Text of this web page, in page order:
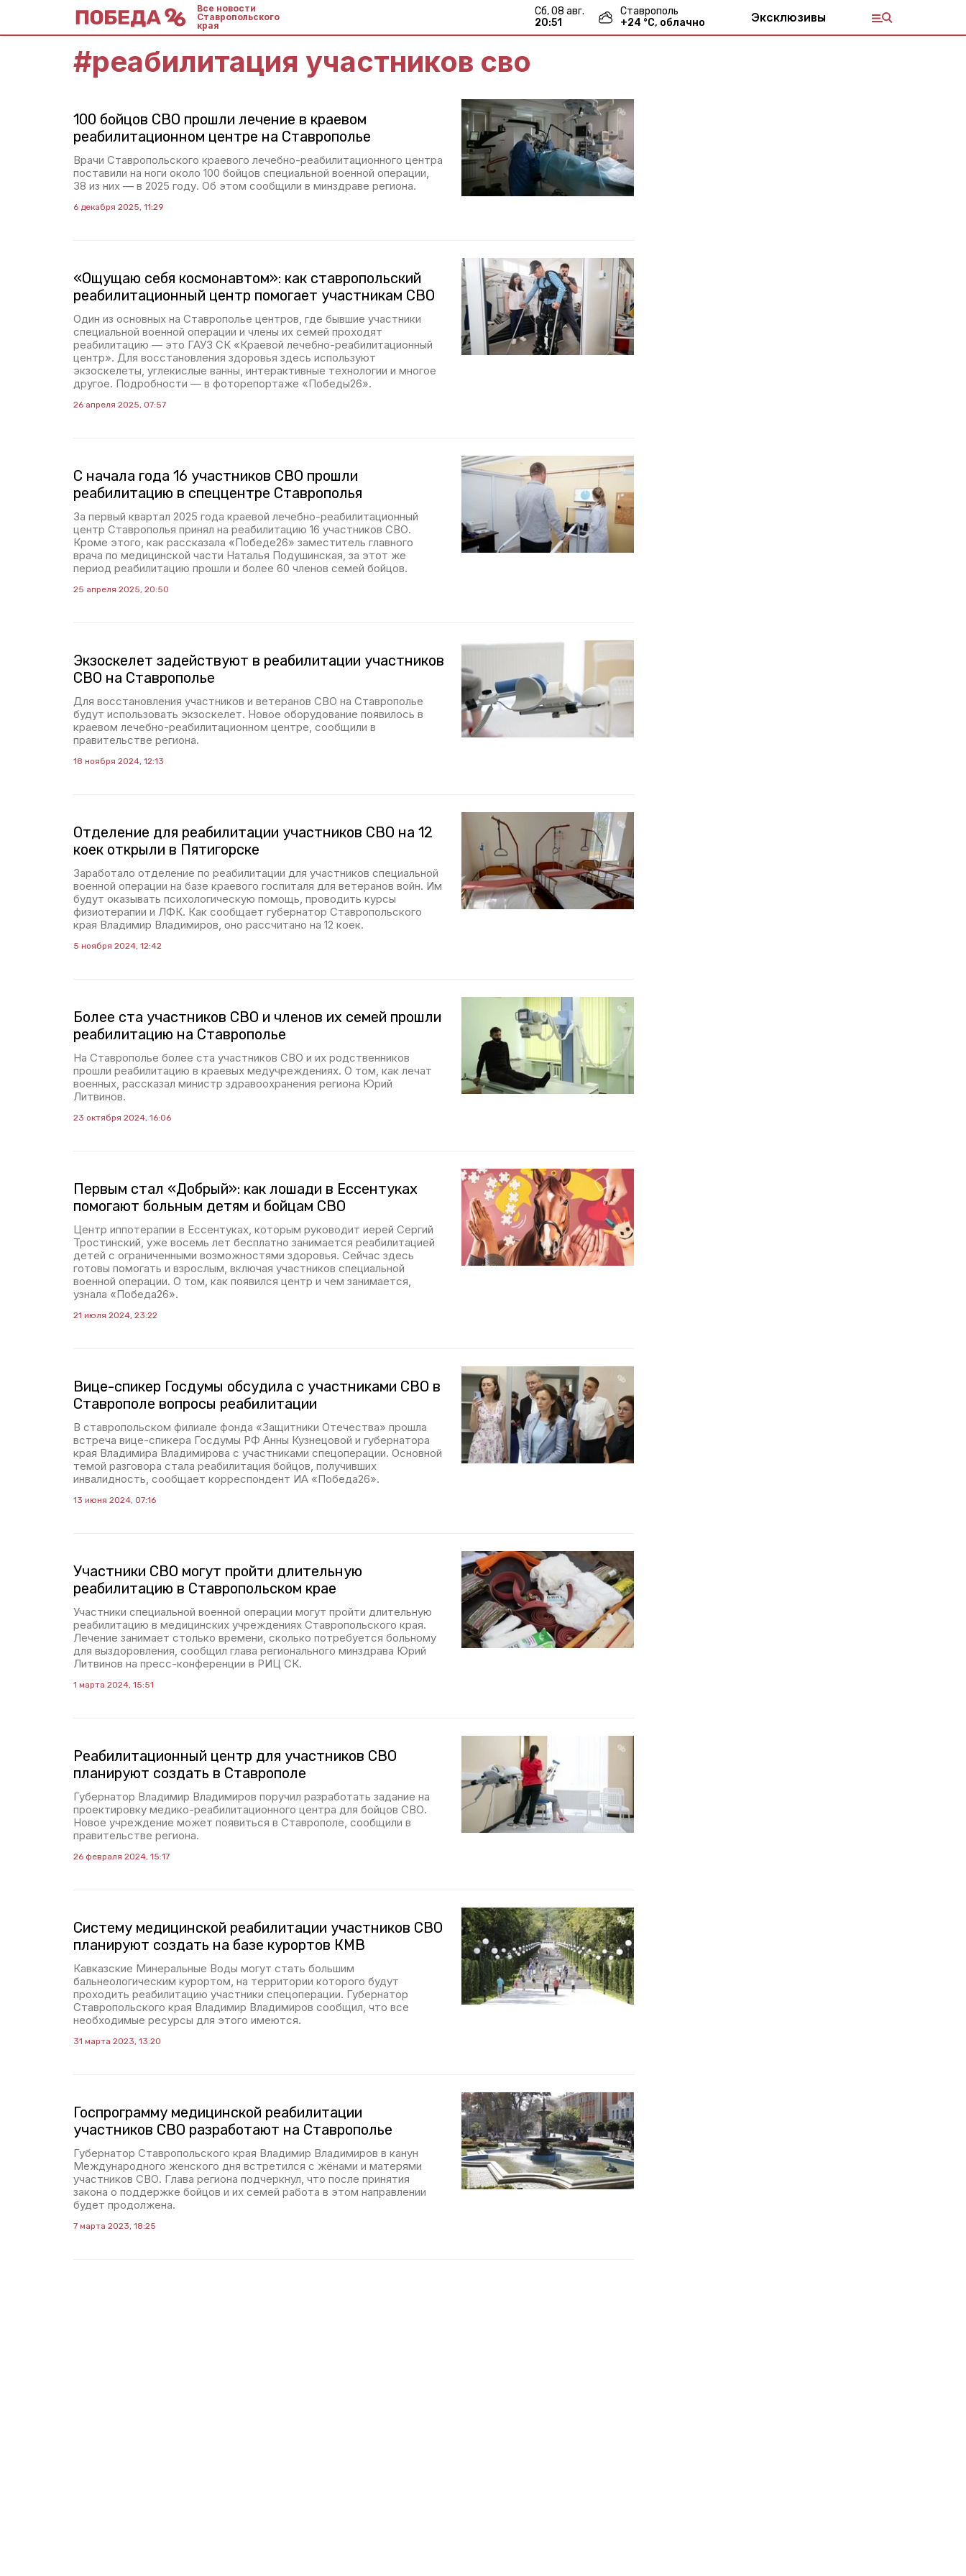
Все новости
Ставропольского
края
сб, 08 авг.
20:51
Ставрополь
+24 °С, облачно Эксклюзивы
#реабилитация участников сво
100 бойцов СВО прошли лечение в краевом
реабилитационном центре на Ставрополье
Врачи Ставропольского краевого лечебно-реабилитационного центра
поставили на ноги около 100 бойцов специальной военной операции,
38 из них — в 2025 году. Об этом сообщили в минздраве региона.
6 декабря 2025, 11:29
«Ощущаю себя космонавтом»: как ставропольский
реабилитационный центр помогает участникам СВО
Один из основных на Ставрополье центров, где бывшие участники
специальной военной операции и члены их семей проходят
реабилитацию — это ГАУЗ СК «Краевой лечебно-реабилитационный
центр». Для восстановления здоровья здесь используют
экзоскелеты, углекислые ванны, интерактивные технологии и многое
другое. Подробности — в фоторепортаже «Победы26».
26 апреля 2025, 07:57
С начала года 16 участников СВО прошли
реабилитацию в спеццентре Ставрополья
За первый квартал 2025 года краевой лечебно-реабилитационный
центр Ставрополья принял на реабилитацию 16 участников СВО.
Кроме этого, как рассказала «Победе26» заместитель главного
врача по медицинской части Наталья Подушинская, за этот же
период реабилитацию прошли и более 60 членов семей бойцов.
25 апреля 2025, 20:50
Экзоскелет задействуют в реабилитации участников
СВО на Ставрополье
Для восстановления участников и ветеранов СВО на Ставрополье
будут использовать экзоскелет. Новое оборудование появилось в
краевом лечебно-реабилитационном центре, сообщили в
правительстве региона.
18 ноября 2024, 12:13
Отделение для реабилитации участников СВО на 12
коек открыли в Пятигорске
Заработало отделение по реабилитации для участников специальной
военной операции на базе краевого госпиталя для ветеранов войн. Им
будут оказывать психологическую помощь, проводить курсы
физиотерапии и ЛФК. Как сообщает губернатор Ставропольского
края Владимир Владимиров, оно рассчитано на 12 коек.
5 ноября 2024, 12:42
Более ста участников СВО и членов их семей прошли
реабилитацию на Ставрополье
На Ставрополье более ста участников СВО и их родственников
прошли реабилитацию в краевых медучреждениях. О том, как лечат
военных, рассказал министр здравоохранения региона Юрий
Литвинов.
23 октября 2024, 16:06
Первым стал «Добрый»: как лошади в Ессентуках
помогают больным детям и бойцам СВО
Центр иппотерапии в Ессентуках, которым руководит иерей Сергий
Тростинский, уже восемь лет бесплатно занимается реабилитацией
детей с ограниченными возможностями здоровья. Сейчас здесь
готовы помогать и взрослым, включая участников специальной
военной операции. О том, как появился центр и чем занимается,
узнала «Победа26».
21 июля 2024, 23:22
Вице-спикер Госдумы обсудила с участниками СВО в
Ставрополе вопросы реабилитации
В ставропольском филиале фонда «Защитники Отечества» прошла
встреча вице-спикера Госдумы РФ Анны Кузнецовой и губернатора
края Владимира Владимирова с участниками спецоперации. Основной
темой разговора стала реабилитация бойцов, получивших
инвалидность, сообщает корреспондент ИА «Победа26».
13 июня 2024, 07:16
Участники СВО могут пройти длительную
реабилитацию в Ставропольском крае
Участники специальной военной операции могут пройти длительную
реабилитацию в медицинских учреждениях Ставропольского края.
Лечение занимает столько времени, сколько потребуется больному
для выздоровления, сообщил глава регионального минздрава Юрий
Литвинов на пресс-конференции в РИЦ СК.
1 марта 2024, 15:51
Реабилитационный центр для участников СВО
планируют создать в Ставрополе
Губернатор Владимир Владимиров поручил разработать задание на
проектировку медико-реабилитационного центра для бойцов СВО.
Новое учреждение может появиться в Ставрополе, сообщили в
правительстве региона.
26 февраля 2024, 15:17
Систему медицинской реабилитации участников СВО
планируют создать на базе курортов КМВ
Кавказские Минеральные Воды могут стать большим
бальнеологическим курортом, на территории которого будут
проходить реабилитацию участники спецоперации. Губернатор
Ставропольского края Владимир Владимиров сообщил, что все
необходимые ресурсы для этого имеются.
31 марта 2023, 13:20
Госпрограмму медицинской реабилитации
участников СВО разработают на Ставрополье
Губернатор Ставропольского края Владимир Владимиров в канун
Международного женского дня встретился с жёнами и матерями
участников СВО. Глава региона подчеркнул, что после принятия
закона о поддержке бойцов и их семей работа в этом направлении
будет продолжена.
7 марта 2023, 18:25